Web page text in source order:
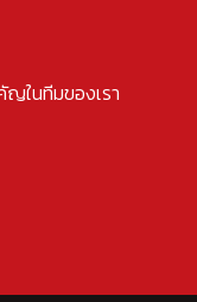
ในทีมของเรา